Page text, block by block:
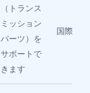
（トランス
ミッション
パーツ）を
サポートで
きます
国際標準